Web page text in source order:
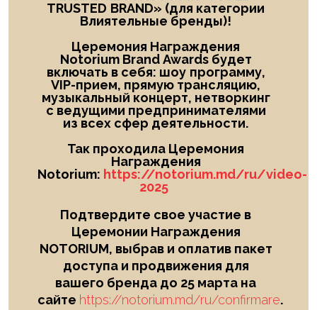
TRUSTED BRAND» (для категории
Влиятельные бренды)!
Церемония Награждения
Notorium Brand Awards будет
включать в себя: шоу программу,
VIP-прием, прямую трансляцию,
музыкальный концерт, нетворкинг
с ведущими предпринимателями
из всех сфер деятельности.
Так проходила Церемония
Награждения
Notorium: https://notorium.md/ru/video-
2025
Подтвердите свое участие в
Церемонии Награждения
NOTORIUM, выбрав и оплатив пакет
доступа и продвижения для
вашего бренда до 25 марта на
сайте https://notorium.md/ru/confirmare.